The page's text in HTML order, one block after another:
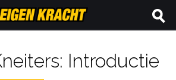
Introductie